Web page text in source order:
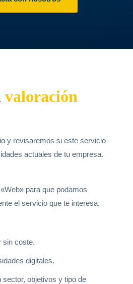
valoración
y revisaremos si este servicio
actuales de tu empresa.
para que podamos
el servicio que te interesa.
sin coste.
digitales.
sector, objetivos y tipo de